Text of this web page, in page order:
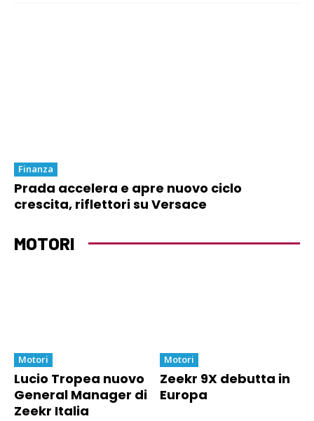
Finanza
Prada accelera e apre nuovo ciclo
crescita, riflettori su Versace
MOTORI
Motori
Lucio Tropea nuovo
General Manager di
Zeekr Italia
Motori
Zeekr 9X debutta in
Europa